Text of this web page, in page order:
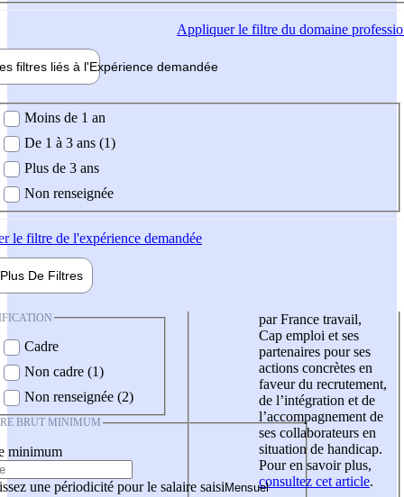
Appliquerle filtre du domaine
filtres liés à l'Expérience demandée
demandée
Moins de 1 an
De 1 à 3 ans (1)
Plus de 3 ans
Non renseignée
le filtre de l'expérience demandée
Plus De Filtres
Cadre
Non cadre (1)
Non renseignée (2)
BRUT MINIMUM
minimum
une périodicité pour le salaire saisi
par France travail,
Cap emploi et ses
partenaires pour ses
actions concrètes en
faveur du recrutement,
de l’intégration et de
l’accompagnement de
ses collaborateurs en
situation de handicap.
Pour en savoir plus,
consultez cet article.